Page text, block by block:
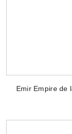
Emir Empire de